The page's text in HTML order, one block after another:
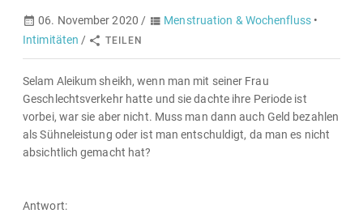
06. November 2020 / Menstruation & Wochenfluss•
Intimitäten / TEILEN
Selam Aleikum sheikh, wenn man mit seiner Frau
Geschlechtsverkehr hatte und sie dachte ihre Periode ist
vorbei, war sie aber nicht. Muss man dann auch Geld bezahlen
als Sühneleistung oder ist man entschuldigt, da man es nicht
absichtlich gemacht hat?
Antwort: